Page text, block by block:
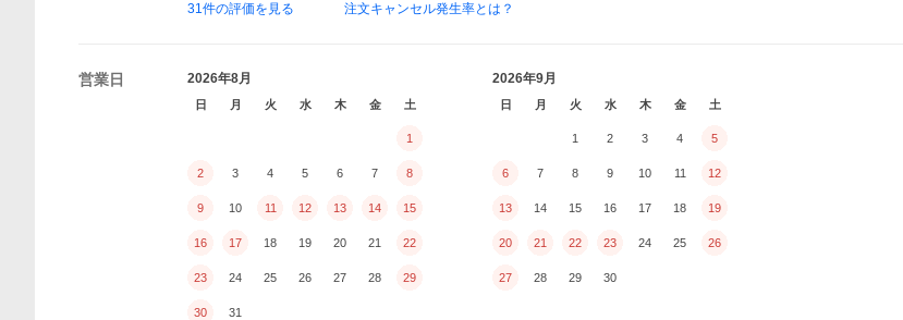
31件の評価を見る 注文キャンセル発生率とは？
営業日 2026年8月
日 月 火 水 木 金 土
1
2 3 4 5 6 7 8
9 10 11 12 13 14 15
16 17 18 19 20 21 22
23 24 25 26 27 28 29
30 31
2026年9月
日 月 火 水 木 金 土
1 2 3 4 5
6 7 8 9 10 11 12
13 14 15 16 17 18 19
20 21 22 23 24 25 26
27 28 29 30